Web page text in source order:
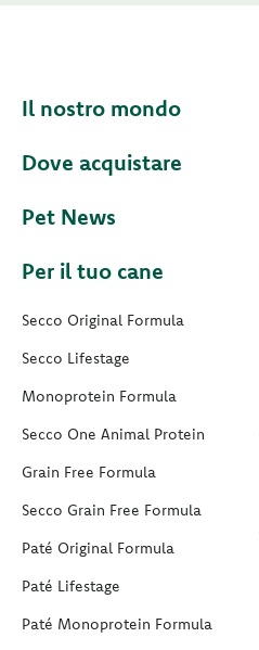
Il nostro mondo
Dove acquistare
Pet News
Per il tuo cane
Secco Original Formula
Secco Lifestage
Monoprotein Formula
Secco One Animal Protein
Grain Free Formula
Secco Grain Free Formula
Paté Original Formula
Paté Lifestage
Paté Monoprotein Formula